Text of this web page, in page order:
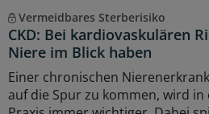
Vermeidbares Sterberisiko
CKD: Bei kardiovaskulären
Niere im Blick haben
Einer chronischen
auf die Spur zu kommen, wird